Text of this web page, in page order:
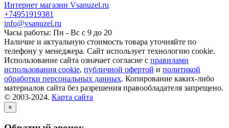
Интернет магазин Vsanuzel.ru
+74951919381
info@vsanuzel.ru
Часы работы: Пн - Вс с 9 до 20
Наличие и актуальную стоимость товара уточняйте по
телефону у менеджера. Сайт использует технологию cookie.
Использование сайта означает согласие с правилами
использования cookie, публичной офертой и политикой
обработки персональных данных. Копирование каких-либо
материалов сайта без разрешения правообладателя запрещено.
© 2003-2024. Карта сайта
×